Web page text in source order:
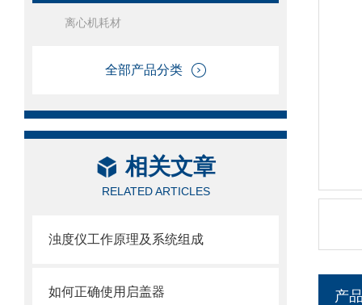
离心机耗材
全部产品分类
相关文章
RELATED ARTICLES
浊度仪工作原理及系统组成
如何正确使用启盖器 产